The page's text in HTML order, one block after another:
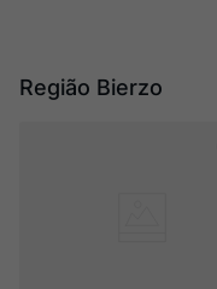
Região Bierzo